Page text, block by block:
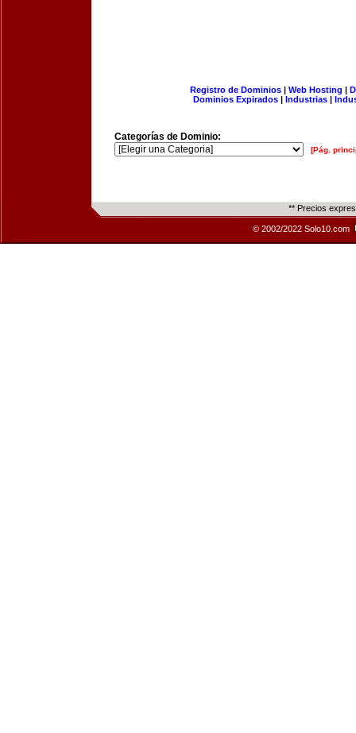
Registro de Dominios| Web Hosting |
Dominios Expirados | Industrias |
Categorías de Dominio:
[Pág.
** Precios
© 2002/2022 Solo10.com